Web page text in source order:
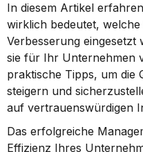
In diesem Artikel
wirklich bedeutet,
Verbesserung
sie für Ihr Unternehmen
praktische Tipps, um die
steigern und
auf vertrauenswürdigen
Das erfolgreiche
Effizienz Ihres